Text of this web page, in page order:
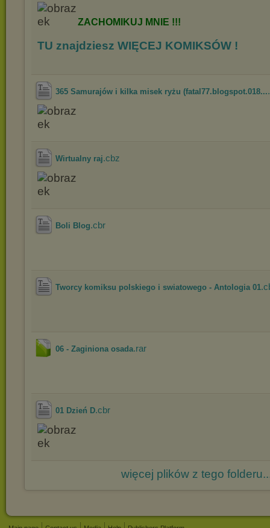
ZACHOMIKUJ MNIE !!!
TU znajdziesz WIĘCEJ KOMIKSÓW !
365 Samurajów i kilka misek ryżu (fatal77.blogspot.018...
Wirtualny raj.cbz
Boli Blog.cbr
Tworcy komiksu polskiego i swiatowego - Antologia 01
06 - Zaginiona osada.rar
01 Dzień D.cbr
więcej plików z tego